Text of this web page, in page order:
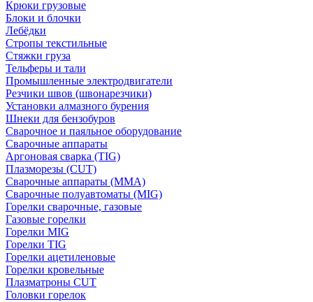
Крюки грузовые
Блоки и блочки
Лебёдки
Стропы текстильные
Стяжки груза
Тельферы и тали
Промышленные электродвигатели
Резчики швов (швонарезчики)
Установки алмазного бурения
Шнеки для бензобуров
Сварочное и паяльное оборудование
Сварочные аппараты
Аргоновая сварка (TIG)
Плазморезы (CUT)
Сварочные аппараты (MMA)
Сварочные полуавтоматы (MIG)
Горелки сварочные, газовые
Газовые горелки
Горелки MIG
Горелки TIG
Горелки ацетиленовые
Горелки кровельные
Плазматроны CUT
Головки горелок